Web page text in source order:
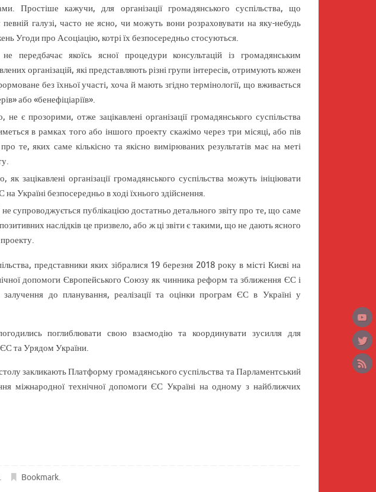
Простіше кажучи, для організації громадянського суспільства, що
галузі, часто не ясно, чи можуть вони розраховувати на яку-небудь
Угоди про Асоціацію, котрі їх безпосередньо стосуються.
передбачає якоїсь ясної процедури консультацій із громадянським
організацій, які представляють різні групи інтересів, отримують кожен
без їхньої участі, хоча й мають згідно термінології, що вживається
або «бенефіціаріїв».
є прозорими, отже зацікавлені організації громадянського суспільства
в рамках того або іншого проекту скажімо через три місяці, або пів
те, яких саме кількісно та якісно вимірюваних результатів має на меті
зацікавлені організації громадянського суспільства можуть ініціювати
на Україні безпосередньо в ході їхнього здійснення.
не супроводжується публікацією достатньо детального звіту про те, що саме
наслідків це призвело, або ж ці звіти є такими, що не дають ясного
проекту.
представники яких зібралися 19 березня 2018 року в місті Києві на
допомоги Європейського Союзу як чинника реформ та зближення ЄС і
до планування, реалізації та оцінки програм ЄС в Україні у
поглиблювати свою взаємодію та координувати зусилля для
ЄС та Урядом України.
закликають Платформу громадянського суспільства та Парламентський
міжнародної технічної допомоги ЄС Україні на одному з найближчих
. Bookmark.